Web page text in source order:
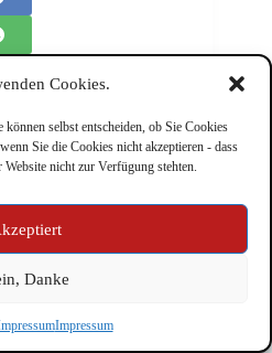
Cookies.
selbst entscheiden, ob Sie Cookies
Sie die Cookies nicht akzeptieren - dass
nicht zur Verfügung stehten.
Danke
Impressum
2026 - WordPress Theme